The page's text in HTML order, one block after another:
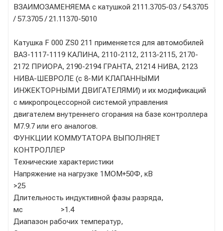
ВЗАИМОЗАМЕНЯЕМА с катушкой 2111.3705-03 / 54.3705
/ 57.3705 / 21.11370-5010
Катушка F 000 ZS0 211 применяется для автомобилей
ВАЗ-1117-1119 КАЛИНА, 2110-2112, 2113-2115, 2170-
2172 ПРИОРА, 2190-2194 ГРАНТА, 21214 НИВА, 2123
НИВА-ШЕВРОЛЕ (с 8-МИ КЛАПАННЫМИ
ИНЖЕКТОРНЫМИ ДВИГАТЕЛЯМИ) и их модификаций
с микропроцессорной системой управления
двигателем внутреннего сгорания на базе контроллера
М7.9.7 или его аналогов.
ФУНКЦИИ КОММУТАТОРА ВЫПОЛНЯЕТ
КОНТРОЛЛЕР
Технические характеристики
Напряжение на нагрузке 1МОМ+50Ф, кВ
>25
Длительность индуктивной фазы разряда,
мс >1.4
Диапазон рабочих температур,